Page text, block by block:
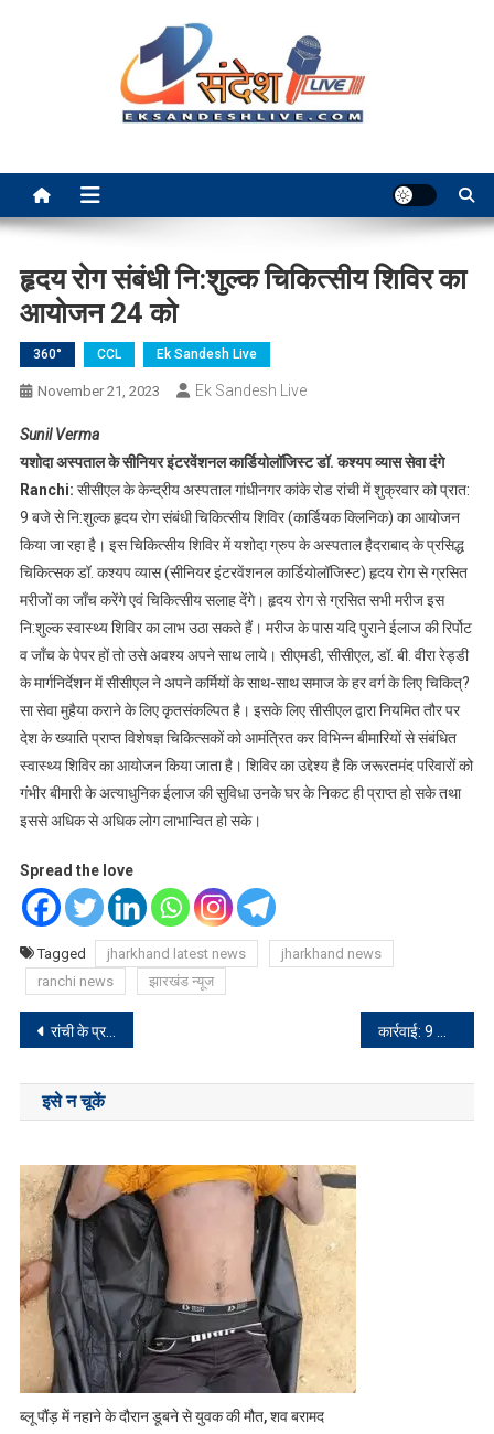
हृदय रोग संबंधी नि:शुल्क चिकित्सीय शिविर का
आयोजन 24 को
360° CCL Ek Sandesh Live
November 21, 2023 Ek Sandesh Live
Sunil Verma
यशोदा अस्पताल के सीनियर इंटरवेंशनल कार्डियोलॉजिस्ट डॉ. कश्यप व्यास सेवा दंगे
Ranchi: सीसीएल के केन्द्रीय अस्पताल गांधीनगर कांके रोड रांची में शुक्रवार को प्रात:
9 बजे से नि:शुल्क हृदय रोग संबंधी चिकित्सीय शिविर (कार्डियक क्लिनिक) का आयोजन
किया जा रहा है। इस चिकित्सीय शिविर में यशोदा ग्रुप के अस्पताल हैदराबाद के प्रसिद्ध
चिकित्सक डॉ. कश्यप व्यास (सीनियर इंटरवेंशनल कार्डियोलॉजिस्ट) हृदय रोग से ग्रसित
मरीजों का जाँच करेंगे एवं चिकित्सीय सलाह देंगे। हृदय रोग से ग्रसित सभी मरीज इस
नि:शुल्क स्वास्थ्य शिविर का लाभ उठा सकते हैं। मरीज के पास यदि पुराने ईलाज की रिर्पोट
व जाँच के पेपर हों तो उसे अवश्य अपने साथ लाये। सीएमडी, सीसीएल, डॉ. बी. वीरा रेड्डी
के मार्गनिर्देशन में सीसीएल ने अपने कर्मियों के साथ-साथ समाज के हर वर्ग के लिए चिकित्?
सा सेवा मुहैया कराने के लिए कृतसंकल्पित है। इसके लिए सीसीएल द्वारा नियमित तौर पर
देश के ख्याति प्राप्त विशेषज्ञ चिकित्सकों को आमंत्रित कर विभिन्न बीमारियों से संबंधित
स्वास्थ्य शिविर का आयोजन किया जाता है। शिविर का उद्देश्य है कि जरूरतमंद परिवारों को
गंभीर बीमारी के अत्याधुनिक ईलाज की सुविधा उनके घर के निकट ही प्राप्त हो सके तथा
इससे अधिक से अधिक लोग लाभान्वित हो सके।
Spread the love
Tagged jharkhand latest news
jharkhand news
ranchi news
झारखंड न्यूज
Post
navigation
रांची के प्रसिद्ध जगन्नाथ मंदिर में अज्ञात चोरों ने की चोरी कार्रवाई: 9 साइबर अपराधियों को पुलिस ने किया गिरफ्तार
इसे न चूकें
ब्लू पौंड़ में नहाने के दौरान डूबने से युवक की मौत, शव बरामद